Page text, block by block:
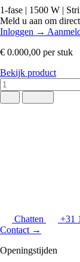
1-fase | 1500 W |
Meld u aan om
Inloggen →
€ 0.000,00 per stuk
Bekijk product
Chatten +31
Contact →
Openingstijden